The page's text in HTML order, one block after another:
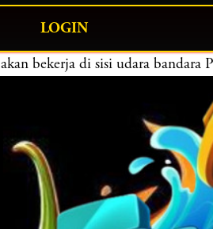
LOGIN
bekerja di sisi udara